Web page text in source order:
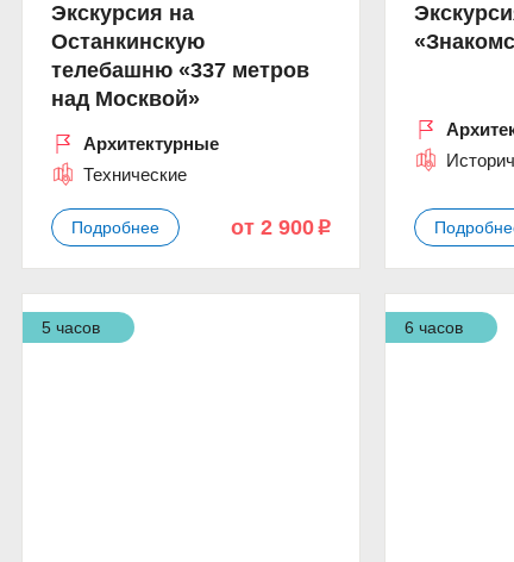
Экскурсия на
Останкинскую
телебашню «337 метров
над Москвой»
Архитектурные
Технические
Подробнее от 2 900p
5 часов 6 часов